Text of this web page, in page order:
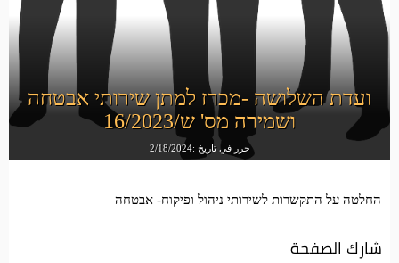
ועדת השלושה -מכרז למתן שירותי אבטחה
ושמירה מס' ש/16/2023
حرر في تاريخ :2/18/2024
החלטה על התקשרות לשירותי ניהול ופיקוח- אבטחה
شارك الصفحة